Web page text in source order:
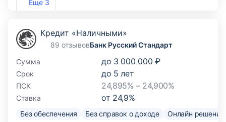
Еще 3
Кредит «Наличными»
89 отзывовБанк Русский Стандарт
Сумма
до 3 000 000 ₽
Срок до 5 лет
ПСК 24,895% – 24,900%
Ставка от 24,9%
Без обеспечения Без справок о доходе Онлайн решение